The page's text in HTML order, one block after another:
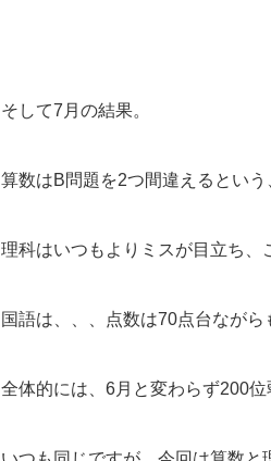
そして7月の結果。
算数はB問題を2つ間違えるとい
理科はいつもよりミスが目立ち、
国語は、、、点数は70点台ながら
全体的には、6月と変わらず200位